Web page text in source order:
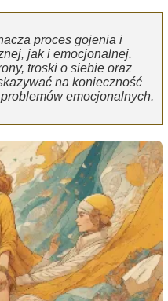
proces gojenia i
jak i emocjonalnej.
troski o siebie oraz
na konieczność
emocjonalnych.